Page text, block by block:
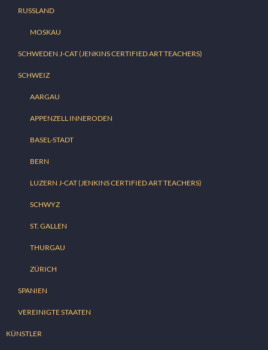
RUSSLAND
MOSKAU
SCHWEDEN J-CAT (JENKINS CERTIFIED ART TEACHERS)
SCHWEIZ
AARGAU
APPENZELL INNERODEN
BASEL-STADT
BERN
LUZERN J-CAT (JENKINS CERTIFIED ART TEACHERS)
SCHWYZ
ST. GALLEN
THURGAU
ZÜRICH
SPANIEN
VEREINIGTE STAATEN
KÜNSTLER